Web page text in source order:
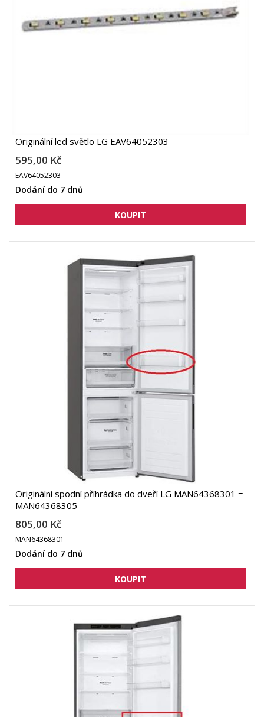
Originální led světlo LG EAV64052303
595,00 Kč
EAV64052303
Dodání do 7 dnů
Originální spodní příhrádka do dveří LG MAN64368301 =
MAN64368305
805,00 Kč
MAN64368301
Dodání do 7 dnů